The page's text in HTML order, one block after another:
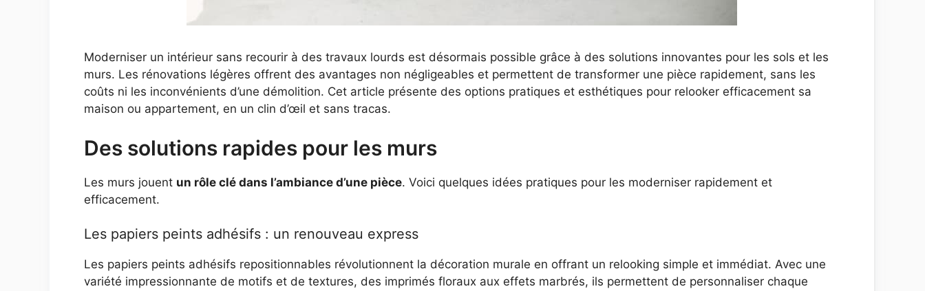
Moderniser un intérieur sans recourir à des travaux lourds est désormais possible grâce à des solutions innovantes pour les sols et les
murs. Les rénovations légères offrent des avantages non négligeables et permettent de transformer une pièce rapidement, sans les
coûts ni les inconvénients d’une démolition. Cet article présente des options pratiques et esthétiques pour relooker efficacement sa
maison ou appartement, en un clin d’œil et sans tracas.
Des solutions rapides pour les murs
Les murs jouent un rôle clé dans l’ambiance d’une pièce. Voici quelques idées pratiques pour les moderniser rapidement et
efficacement.
Les papiers peints adhésifs : un renouveau express
Les papiers peints adhésifs repositionnables révolutionnent la décoration murale en offrant un relooking simple et immédiat. Avec une
variété impressionnante de motifs et de textures, des imprimés floraux aux effets marbrés, ils permettent de personnaliser chaque